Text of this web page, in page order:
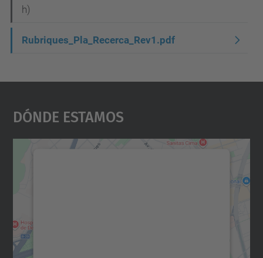
h)
Rubriques_Pla_Recerca_Rev1.pdf
Dónde Estamos